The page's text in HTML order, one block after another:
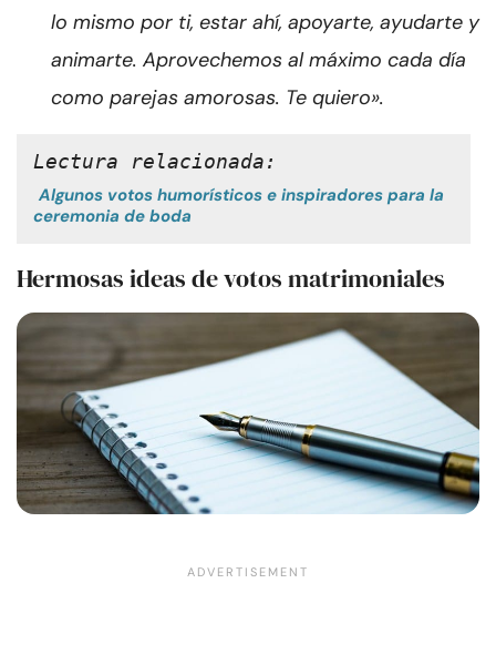
lo mismo por ti, estar ahí, apoyarte, ayudarte y
animarte. Aprovechemos al máximo cada día
como parejas amorosas. Te quiero».
Lectura relacionada:
Algunos votos humorísticos e inspiradores para la
ceremonia de boda
Hermosas ideas de votos matrimoniales